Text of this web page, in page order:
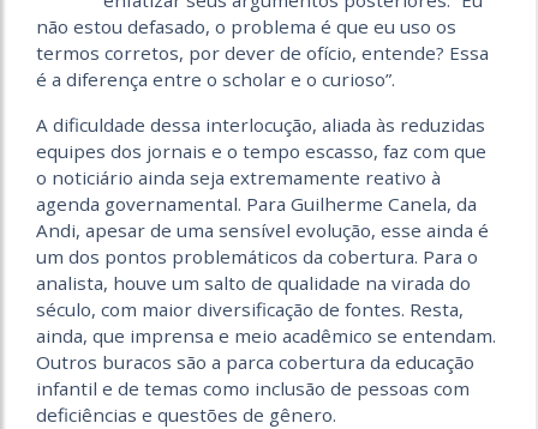
não estou defasado, o problema é que eu uso os
termos corretos, por dever de ofício, entende? Essa
é a diferença entre o scholar e o curioso”.
A dificuldade dessa interlocução, aliada às reduzidas
equipes dos jornais e o tempo escasso, faz com que
o noticiário ainda seja extremamente reativo à
agenda governamental. Para Guilherme Canela, da
Andi, apesar de uma sensível evolução, esse ainda é
um dos pontos problemáticos da cobertura. Para o
analista, houve um salto de qualidade na virada do
século, com maior diversificação de fontes. Resta,
ainda, que imprensa e meio acadêmico se entendam.
Outros buracos são a parca cobertura da educação
infantil e de temas como inclusão de pessoas com
defi­ciências e questões de gênero.